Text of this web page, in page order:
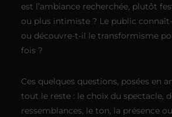
est l’ambiance recherchée, plutôt
ou plus intimiste ? Le public
ou découvre-t-il le transformisme
fois ?
Ces quelques questions, posées en
tout le reste : le choix du spectacle,
ressemblances, le ton, la présence